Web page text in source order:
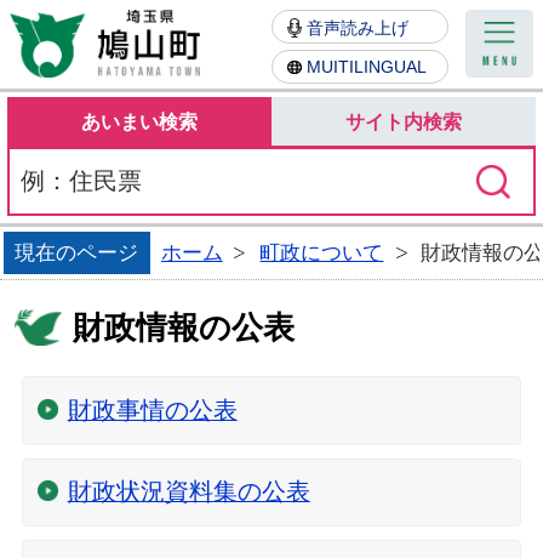
鳩山町
音声読み上げ
MUITILINGUAL
あいまい検索 サイト内検索
現在のページ ホーム 町政について 財政情報の
財政情報の公表
財政事情の公表
財政状況資料集の公表